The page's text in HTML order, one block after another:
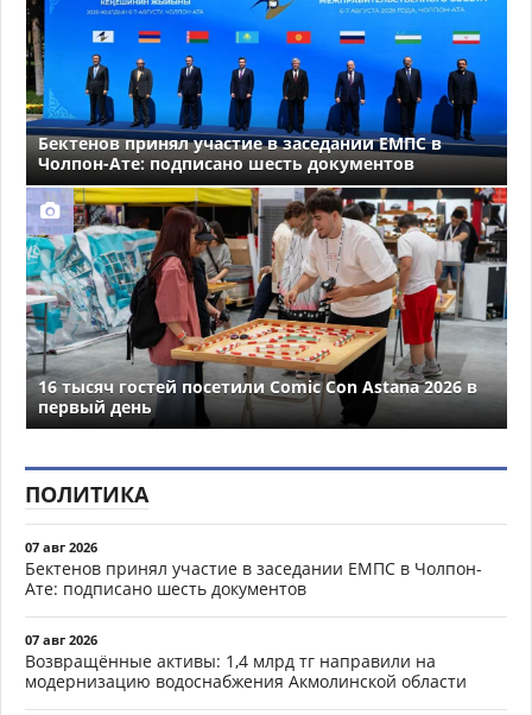
Бектенов принял участие в заседании ЕМПС в
Чолпон-Ате: подписано шесть документов
16 тысяч гостей посетили Comic Con Astana 2026 в
первый день
ПОЛИТИКА
07 авг 2026
Бектенов принял участие в заседании ЕМПС в Чолпон-
Ате: подписано шесть документов
07 авг 2026
Возвращённые активы: 1,4 млрд тг направили на
модернизацию водоснабжения Акмолинской области